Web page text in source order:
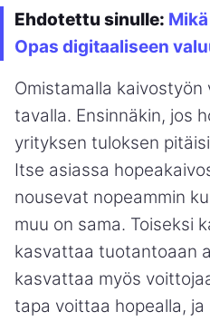
Ehdotettu sinulle:
Opas digitaaliseen
Omistamalla
tavalla. Ensinnäkin, jos
yrityksen tuloksen
Itse asiassa
nousevat nopeammin
muu on sama. Toiseksi
kasvattaa tuotantoaan
kasvattaa myös
tapa voittaa hopealla,